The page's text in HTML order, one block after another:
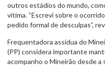
outros estádios do mundo,
vítima. “Escrevi sobre o
pedido formal de desculpas”,
Frequentadora assídua do
(PP) considera importante
acompanho o Mineirão desde